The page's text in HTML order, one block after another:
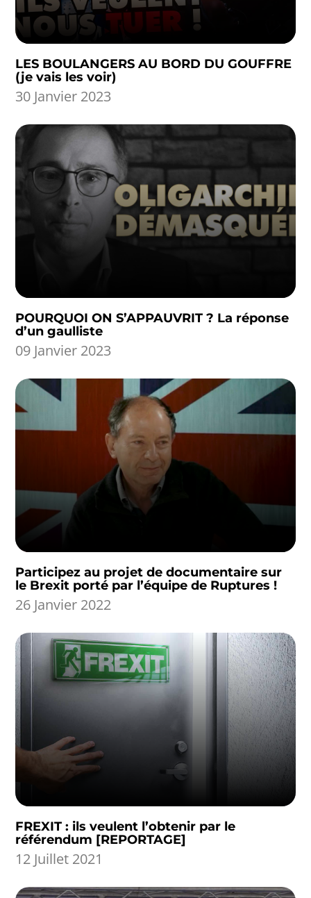
LES BOULANGERS AU BORD DU GOUFFRE
(je vais les voir)
30 Janvier 2023
POURQUOI ON S’APPAUVRIT ? La réponse
d’un gaulliste
09 Janvier 2023
Participez au projet de documentaire sur
le Brexit porté par l’équipe de Ruptures !
26 Janvier 2022
FREXIT : ils veulent l’obtenir par le
référendum [REPORTAGE]
12 Juillet 2021